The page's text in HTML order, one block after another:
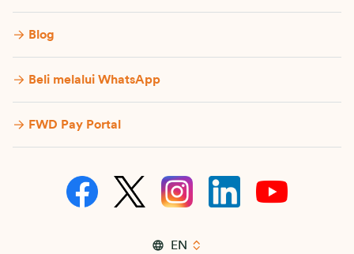
Blog
Beli melalui WhatsApp
FWD Pay Portal
EN